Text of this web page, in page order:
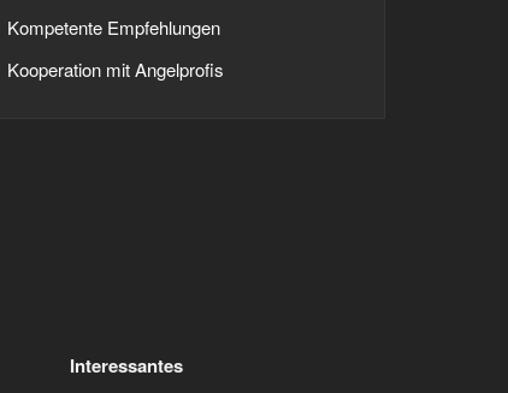
Kompetente Empfehlungen
Kooperation mit Angelprofis
Interessantes